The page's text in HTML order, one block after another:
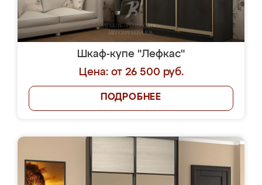
Шкаф-купе "Лефкас"
Цена: от 26 500 руб.
ПОДРОБНЕЕ